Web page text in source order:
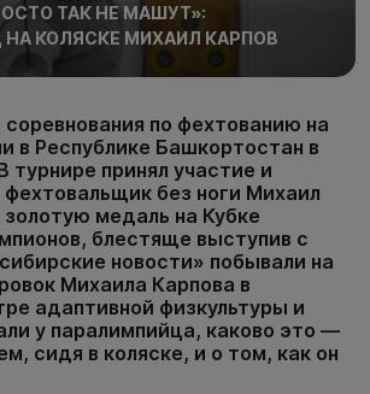
ТАК НЕ МАШУТ»:
КОЛЯСКЕ МИХАИЛ КАРПОВ
по фехтованию на
в Республике Башкортостан в
турнире принял участие и
без ноги Михаил
золотую медаль на Кубке
блестяще выступив с
новости» побывали на
Михаила Карпова в
адаптивной физкультуры и
у паралимпийца, каково это —
сидя в коляске, и о том, как он